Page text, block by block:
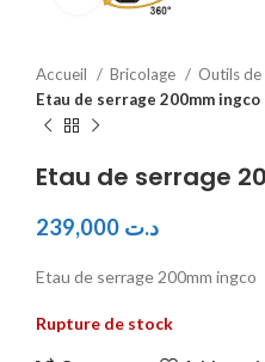
Accueil Bricolage
Outils
Etau de serrage 200mm ingco
Etau de serrage
د.ت
Etau de serrage 200mm ingco
Rupture de stock